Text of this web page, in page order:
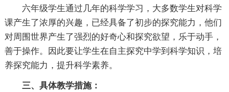
六年级学生通过几年的科学学习，大多数学生对科学
课产生了浓厚的兴趣，已经具备了初步的探究能力，他们
对周围世界产生了强烈的好奇心和探究欲望，乐于动手，
善于操作。因此要让学生在自主探究中学到科学知识，培
养探究能力，提升科学素养。
三、具体教学措施：